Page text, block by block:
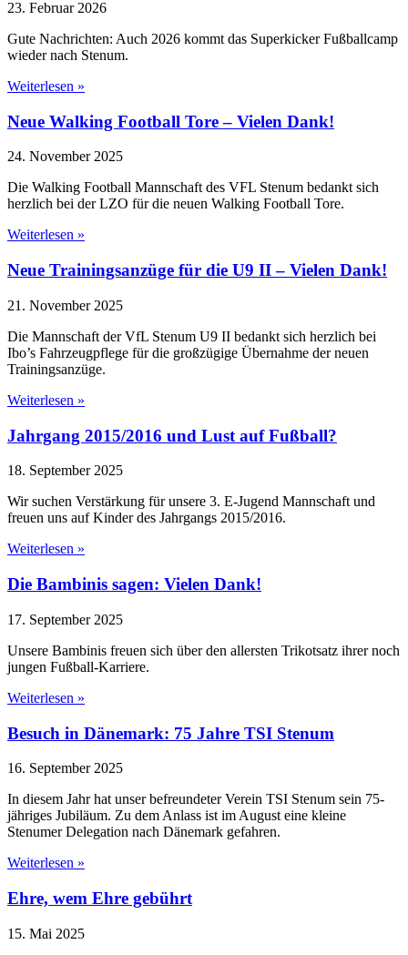
23. Februar 2026
Gute Nachrichten: Auch 2026 kommt das Superkicker Fußballcamp
wieder nach Stenum.
Weiterlesen »
Neue Walking Football Tore – Vielen Dank!
24. November 2025
Die Walking Football Mannschaft des VFL Stenum bedankt sich
herzlich bei der LZO für die neuen Walking Football Tore.
Weiterlesen »
Neue Trainingsanzüge für die U9 II – Vielen Dank!
21. November 2025
Die Mannschaft der VfL Stenum U9 II bedankt sich herzlich bei
Ibo’s Fahrzeugpflege für die großzügige Übernahme der neuen
Trainingsanzüge.
Weiterlesen »
Jahrgang 2015/2016 und Lust auf Fußball?
18. September 2025
Wir suchen Verstärkung für unsere 3. E-Jugend Mannschaft und
freuen uns auf Kinder des Jahrgangs 2015/2016.
Weiterlesen »
Die Bambinis sagen: Vielen Dank!
17. September 2025
Unsere Bambinis freuen sich über den allersten Trikotsatz ihrer noch
jungen Fußball-Karriere.
Weiterlesen »
Besuch in Dänemark: 75 Jahre TSI Stenum
16. September 2025
In diesem Jahr hat unser befreundeter Verein TSI Stenum sein 75-
jähriges Jubiläum. Zu dem Anlass ist im August eine kleine
Stenumer Delegation nach Dänemark gefahren.
Weiterlesen »
Ehre, wem Ehre gebührt
15. Mai 2025